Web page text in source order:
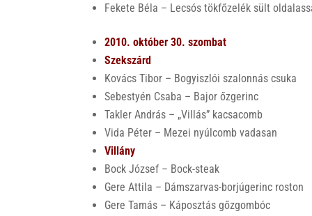
Fekete Béla – Lecsós tökfőzelék sült
2010. október 30. szombat
Szekszárd
Kovács Tibor – Bogyiszlói szalonnás csuka
Sebestyén Csaba – Bajor őzgerinc
Takler András – „Villás” kacsacomb
Vida Péter – Mezei nyúlcomb vadasan
Villány
Bock József – Bock-steak
Gere Attila – Dámszarvas-borjúgerinc roston
Gere Tamás – Káposztás gőzgombóc